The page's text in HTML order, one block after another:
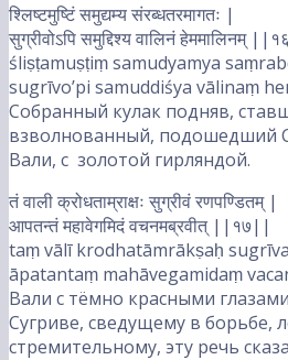
श्लिष्टमुष्टिं समुद्यम्य संरब्धतरमागतः |
सुग्रीवोऽपि समुद्दिश्य वालिनं हेममालिनम्
śliṣṭamuṣṭiṃ samudyamya
sugrīvo’pi samuddiśya vālinaṃ
Собранный кулак подняв,
взволнованный, подошедший
Вали, с золотой гирляндой.
तं वाली क्रोधताम्राक्षः सुग्रीवं रणपण्डितम् |
आपतन्तं महावेगमिदं वचनमब्रवीत् ||१७||
taṃ vālī krodhatāmrākṣaḥ
āpatantaṃ mahāvegamidaṃ
Вали с тёмно красными
Сугриве, сведущему в борьбе,
стремительному, эту речь